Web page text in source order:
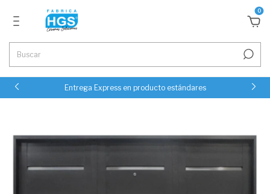
0
Entrega Express en producto estándares